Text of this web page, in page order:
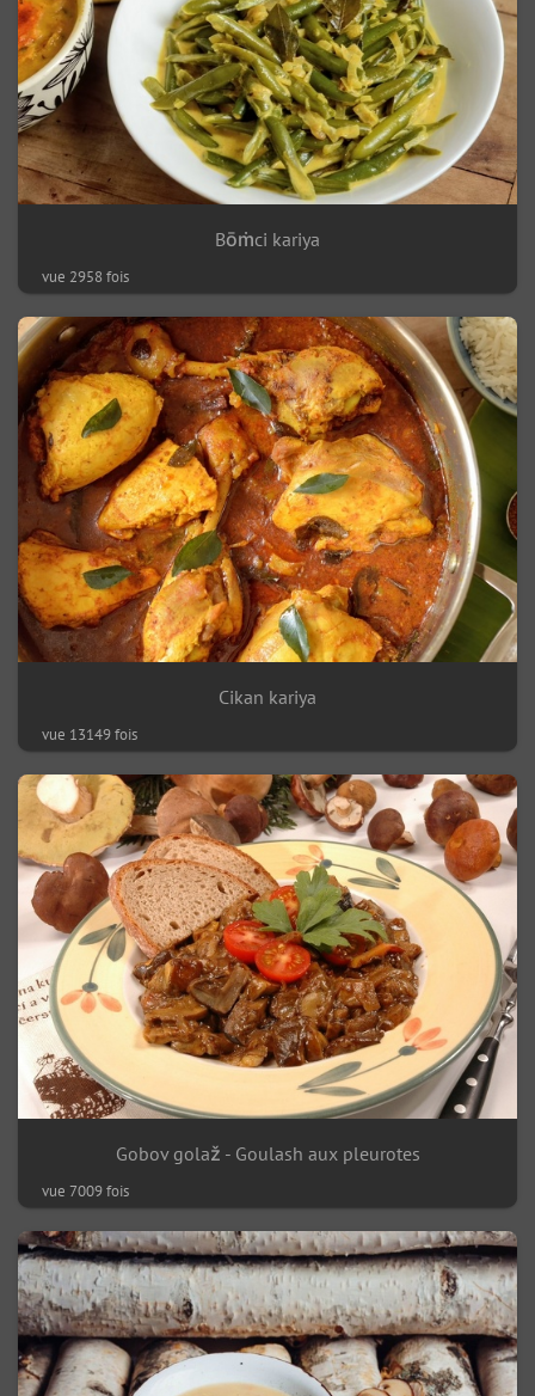
Bōṁci kariya
vue 2958 fois
Cikan kariya
vue 13149 fois
Gobov golaž - Goulash aux pleurotes
vue 7009 fois